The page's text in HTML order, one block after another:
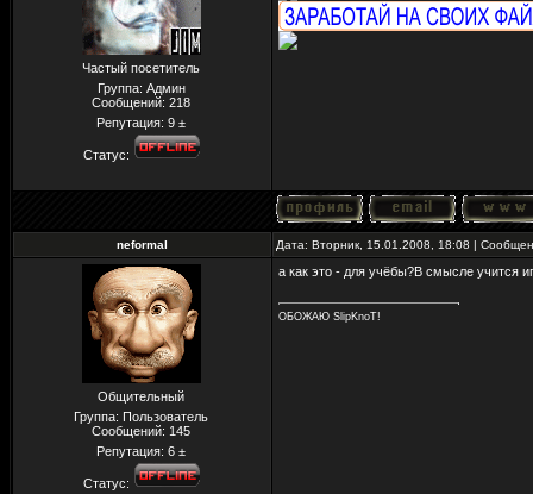
Частый посетитель
Группа: Админ
Сообщений:218
Репутация:9 ±
Статус:
neformal Дата: Вторник, 15.01.2008, 18:08 |
Общительный
Группа: Пользователь
Сообщений: 145
Репутация:6 ±
Статус:
а как это - для учёбы?В смысле учится
ОБОЖАЮ SlipKnoT!